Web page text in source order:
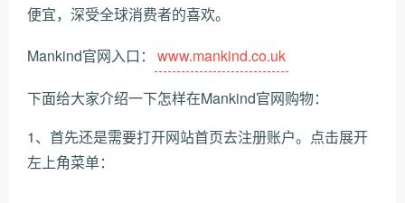
便宜，深受全球消费者的喜欢。
Mankind官网入口：
www.mankind.co.uk
下面给大家介绍一下怎样在Mankind官网购物：
1、首先还是需要打开网站首页去注册账户。点击展开
左上角菜单：